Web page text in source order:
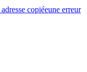
adresse copiéeune erreur